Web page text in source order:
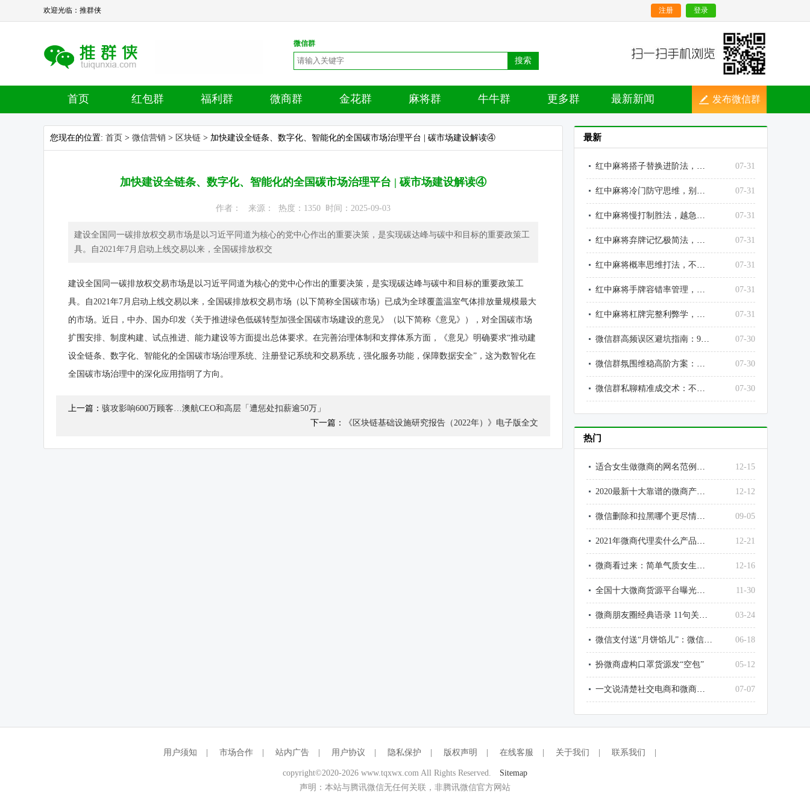
欢迎光临：推群侠 登录
注册
微信群
搜索
首页 红包群 福利群 微商群 金花群 麻将群 牛牛群 更多群 最新新闻 发布微信群
您现在的位置: 首页 > 微信营销 > 区块链 > 加快建设全链条、数字化、智能化的全国碳市场治理平台 | 碳市场建设解读④
加快建设全链条、数字化、智能化的全国碳市场治理平台 | 碳市场建设解读④
作者： 来源： 热度：1350 时间：2025-09-03
建设全国同一碳排放权交易市场是以习近平同道为核心的党中心作出的重要决策，是实现碳达峰与碳中和目标的重要政策工
具。自2021年7月启动上线交易以来，全国碳排放权交
建设全国同一碳排放权交易市场是以习近平同道为核心的党中心作出的重要决策，是实现碳达峰与碳中和目标的重要政策工
具。自2021年7月启动上线交易以来，全国碳排放权交易市场（以下简称全国碳市场）已成为全球覆盖温室气体排放量规模最大
的市场。近日，中办、国办印发《关于推进绿色低碳转型加强全国碳市场建设的意见》（以下简称《意见》），对全国碳市场
扩围安排、制度构建、试点推进、能力建设等方面提出总体要求。在完善治理体制和支撑体系方面，《意见》明确要求“推动建
设全链条、数字化、智能化的全国碳市场治理系统、注册登记系统和交易系统，强化服务功能，保障数据安全”，这为数智化在
全国碳市场治理中的深化应用指明了方向。
上一篇： 骇攻影响600万顾客…澳航CEO和高层「遭惩处扣薪逾50万」
下一篇：
《区块链基础设施研究报告（2022年）》电子版全文
最新
红中麻将搭子替换进阶法，越换越顺、越调越稳 07-31
红中麻将冷门防守思维，别人不防的点，就是你的输点 07-31
红中麻将慢打制胜法，越急躁越输、越沉稳越赢 07-31
红中麻将弃牌记忆极简法，不用死记也能精准读牌 07-31
红中麻将概率思维打法，不靠运气靠数理赢牌 07-31
红中麻将手牌容错率管理，高手永远给自己留退路 07-31
红中麻将杠牌完整利弊学，不乱杠、不瞎丢、不送炮、不送分 07-31
微信群高频误区避坑指南：90%运营都在犯的致命错误，彻底止损翻盘 07-30
微信群氛围维稳高阶方案：不尬聊、不灌水、不冷群，打造高价值优质社群 07-30
微信群私聊精准成交术：不骚扰、不扰民、不反感，私聊转化率提升3倍 07-30
热门
适合女生做微商的网名范例大全 12-15
2020最新十大靠谱的微商产品排行榜 12-12
微信删除和拉黑哪个更尽情？为什么？微信拉黑和删除好友的区别 09-05
2021年微商代理卖什么产品最赚钱？ 12-21
微商看过来：简单气质女生微信网名大全 12-16
全国十大微商货源平台曝光了，最大的竟然是它 11-30
微商朋友圈经典语录 11句关于微商的经典句子 03-24
微信支付送“月饼馅儿”：微信这样提现，不用1毛钱手续费 06-18
扮微商虚构口罩货源发“空包” 05-12
一文说清楚社交电商和微商和传销的区别 07-07
用户须知 市场合作 站内广告 用户协议 隐私保护 版权声明 在线客服 关于我们 联系我们
copyright©2020-2026 www.tqxwx.com All Rights Reserved. Sitemap
声明：本站与腾讯微信无任何关联，非腾讯微信官方网站